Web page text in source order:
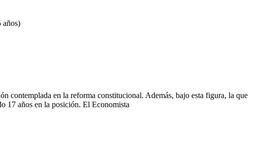
años)
contemplada en la reforma constitucional. Además, bajo esta figura, la que
17 años en la posición. El Economista